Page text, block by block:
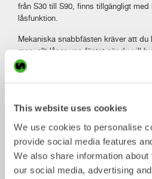
This website uses cookies
We use cookies to personalise
provide social media features
We also share information
our social media, advertising
från S30 till S90, finns tillgängligt med
låsfunktion.
Mekaniska snabbfästen kräver att du
manuellt låser upp fästet när du vill
används främst på små, kompakta
Steelwrist erbjuder en mekanisk
Säkerhetslösningar som
typer av grävmaskiner
Steelwrists maskinfästen och
med antingen LockSense, Front Pin
Hook – maskinoberoende
fungerar på alla typer av